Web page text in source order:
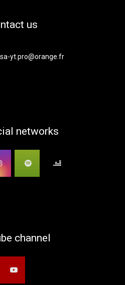
us
yt.pro@orange.fr
networks
channel